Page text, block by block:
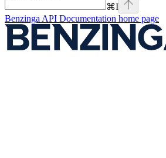
⌘I
Benzinga API Documentation home page